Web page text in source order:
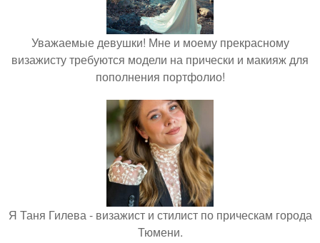
Уважаемые девушки! Мне и моему прекрасному
визажисту требуются модели на прически и макияж для
пополнения портфолио!
Я Таня Гилева - визажист и стилист по прическам города
Тюмени.